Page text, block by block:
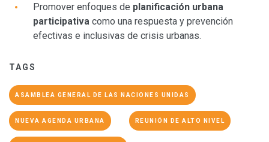
Promover enfoques de planificación urbana
participativa como una respuesta y prevención
efectivas e inclusivas de crisis urbanas.
TAGS
ASAMBLEA GENERAL DE LAS NACIONES UNIDAS
NUEVA AGENDA URBANA REUNIÓN DE ALTO NIVEL